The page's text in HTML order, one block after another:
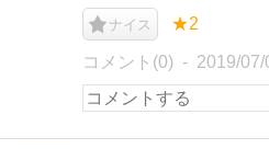
ナイス ★2
コメント(0) 2019/07/